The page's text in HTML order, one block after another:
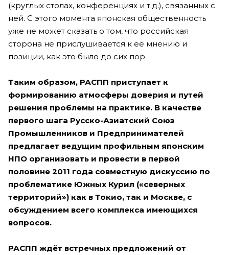
(круглых столах, конференциях и т.д.), связанных с
ней. С этого момента японская общественность
уже не может сказать о том, что российская
сторона не прислушивается к её мнению и
позиции, как это было до сих пор.
Таким образом, РАСПП приступает к
формированию атмосферы доверия и путей
решения проблемы на практике. В качестве
первого шага Русско-Азиатский Союз
Промышленников и Предпринимателей
предлагает ведущим профильным японским
НПО организовать и провести в первой
половине 2011 года совместную дискуссию по
проблематике Южных Курил («северных
территорий») как в Токио, так и Москве, с
обсуждением всего комплекса имеющихся
вопросов.
РАСПП ждёт встречных предложений от